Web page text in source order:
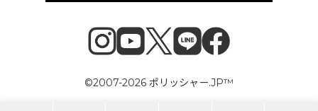
©2007-2026 ポリッシャー.JP™